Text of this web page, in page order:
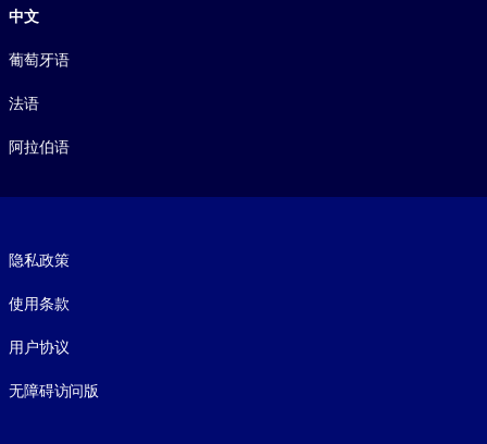
中文
葡萄牙语
法语
阿拉伯语
隐私政策
使用条款
用户协议
无障碍访问版